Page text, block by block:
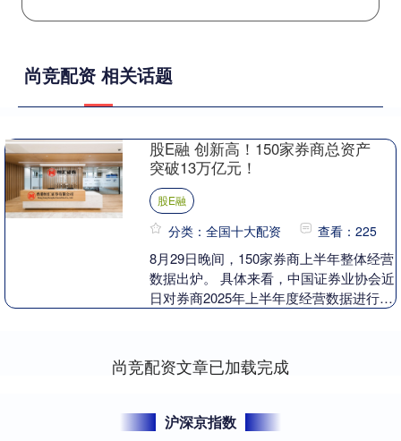
尚竞配资 相关话题
股E融 创新高！150家券商总资产
突破13万亿元！
股E融
分类：全国十大配资 查看：225
8月29日晚间，150家券商上半年整体经营
数据出炉。 具体来看，中国证券业协会近
日对券商2025年上半年度经营数据进行了
尚竞配资文章已加载完成
沪深京指数